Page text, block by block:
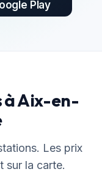
Play
à Aix-en-
Les prix
sur la carte.